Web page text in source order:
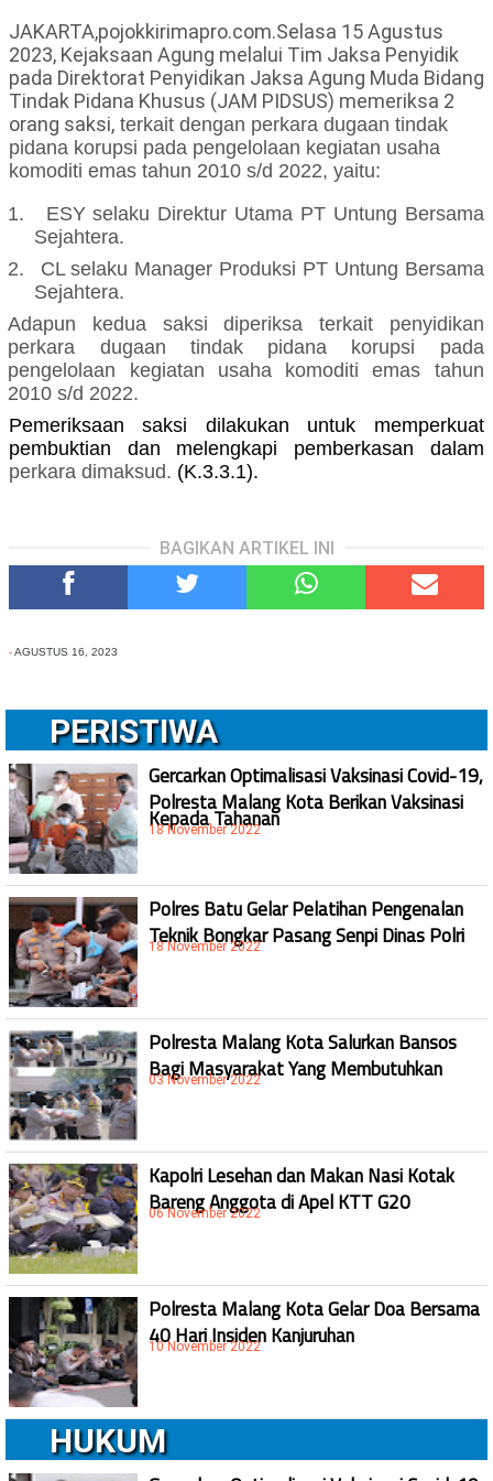
JAKARTA,pojokkirimapro.com.Selasa 15 Agustus
2023, Kejaksaan Agung melalui Tim Jaksa Penyidik
pada Direktorat Penyidikan Jaksa Agung Muda Bidang
Tindak Pidana Khusus (JAM PIDSUS) memeriksa 2
orang saksi, terkait dengan perkara dugaan tindak
pidana korupsi pada pengelolaan kegiatan usaha
komoditi emas tahun 2010 s/d 2022, yaitu:
1.
ESY selaku Direktur Utama PT Untung Bersama
Sejahtera.
2.
CL selaku Manager Produksi PT Untung Bersama
Sejahtera.
Adapun kedua saksi diperiksa terkait penyidikan
perkara dugaan tindak pidana korupsi pada
pengelolaan kegiatan usaha komoditi emas tahun
2010 s/d 2022.
Pemeriksaan saksi dilakukan untuk memperkuat
pembuktian dan melengkapi pemberkasan dalam
perkara dimaksud. (K.3.3.1).
BAGIKAN ARTIKEL INI
-AGUSTUS 16, 2023
PERISTIWA
Gercarkan Optimalisasi Vaksinasi Covid-19,
Polresta Malang Kota Berikan Vaksinasi
Kepada Tahanan
18 November 2022
Polres Batu Gelar Pelatihan Pengenalan
Teknik Bongkar Pasang Senpi Dinas Polri
18 November 2022
Polresta Malang Kota Salurkan Bansos
Bagi Masyarakat Yang Membutuhkan
03 November 2022
Kapolri Lesehan dan Makan Nasi Kotak
Bareng Anggota di Apel KTT G20
06 November 2022
Polresta Malang Kota Gelar Doa Bersama
40 Hari Insiden Kanjuruhan
10 November 2022
HUKUM